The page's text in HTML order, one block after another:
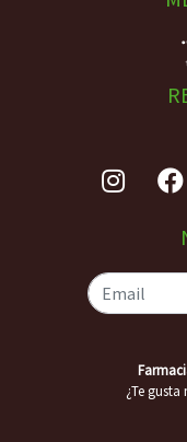
¿Te